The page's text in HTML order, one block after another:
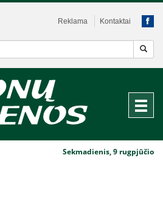
Reklama Kontaktai
Sekmadienis, 9 rugpjūčio